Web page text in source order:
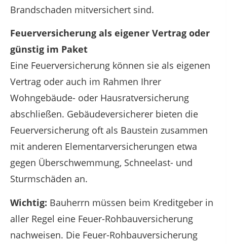
Brandschaden mitversichert sind.
Feuerversicherung als eigener Vertrag oder
günstig im Paket
Eine Feuerversicherung können sie als eigenen
Vertrag oder auch im Rahmen Ihrer
Wohngebäude- oder Hausratversicherung
abschließen. Gebäudeversicherer bieten die
Feuerversicherung oft als Baustein zusammen
mit anderen Elementarversicherungen etwa
gegen Überschwemmung, Schneelast- und
Sturmschäden an.
Wichtig: Bauherrn müssen beim Kreditgeber in
aller Regel eine Feuer-Rohbauversicherung
nachweisen. Die Feuer-Rohbauversicherung